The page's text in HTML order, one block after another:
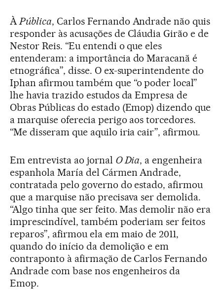
ÀPública, Carlos Fernando Andrade não quis
responder às acusações de Cláudia Girão e de
Nestor Reis. “Eu entendi o que eles
entenderam: a importância do Maracanã é
etnográfica”, disse. O ex-superintendente do
Iphan afirmou também que “o poder local”
lhe havia trazido estudos da Empresa de
Obras Públicas do estado (Emop) dizendo que
a marquise oferecia perigo aos torcedores.
“Me disseram que aquilo iria cair”, afirmou.
Em entrevista ao jornal O Dia, a engenheira
espanhola María del Cármen Andrade,
contratada pelo governo do estado, afirmou
que a marquise não precisava ser demolida.
“Algo tinha que ser feito. Mas demolir não era
imprescindível, também poderiam ser feitos
reparos”, afirmou ela em maio de 2011,
quando do início da demolição e em
contraponto à afirmação de Carlos Fernando
Andrade com base nos engenheiros da
Emop.